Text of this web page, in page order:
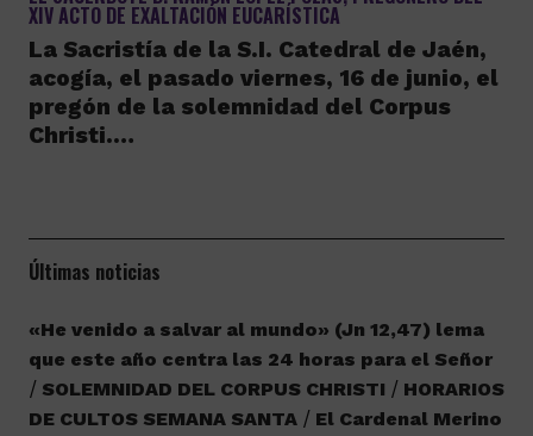
XIV ACTO DE EXALTACIÓN EUCARÍSTICA
La Sacristía de la S.I. Catedral de Jaén,
acogía, el pasado viernes, 16 de junio, el
pregón de la solemnidad del Corpus
Christi.…
Últimas noticias
«He venido a salvar al mundo» (Jn 12,47) lema
que este año centra las 24 horas para el Señor
SOLEMNIDAD DEL CORPUS CHRISTI
HORARIOS
DE CULTOS SEMANA SANTA
El Cardenal Merino